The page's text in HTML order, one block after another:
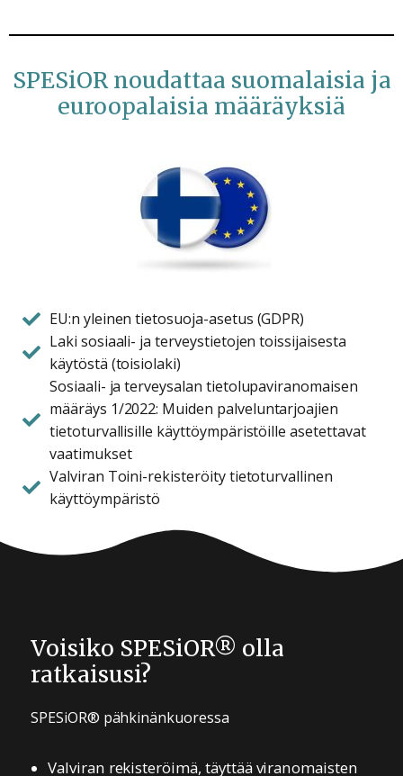
SPESiOR noudattaa suomalaisia ja
euroopalaisia määräyksiä
EU:n yleinen tietosuoja-asetus (GDPR)
Laki sosiaali- ja terveystietojen toissijaisesta
käytöstä (toisiolaki)
Sosiaali- ja terveysalan tietolupaviranomaisen
määräys 1/2022: Muiden palveluntarjoajien
tietoturvallisille käyttöympäristöille asetettavat
vaatimukset
Valviran Toini-rekisteröity tietoturvallinen
käyttöympäristö
Voisiko SPESiOR® olla
ratkaisusi?
SPESiOR® pähkinänkuoressa
Valviran rekisteröimä, täyttää viranomaisten